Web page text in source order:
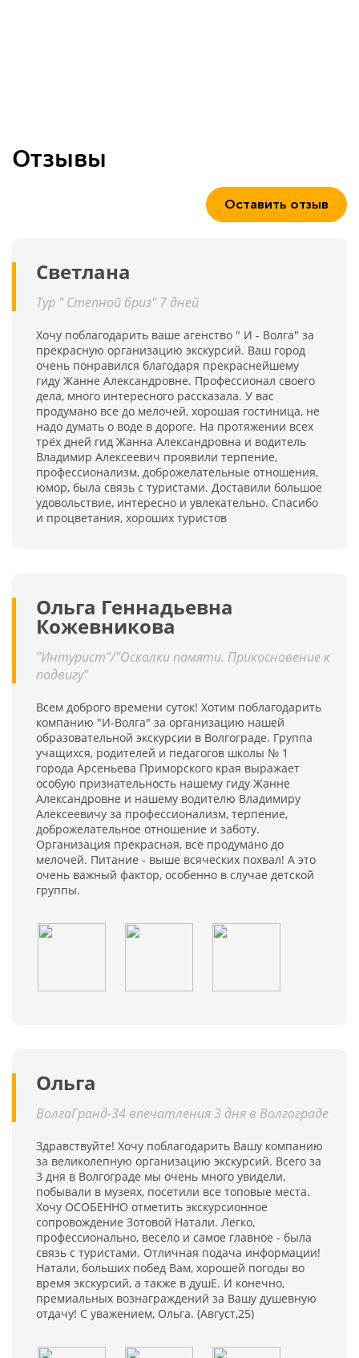
Отзывы
Оставить отзыв
Светлана
Тур " Степной бриз" 7 дней
Хочу поблагодарить ваше агенство " И - Волга" за
прекрасную организацию экскурсий. Ваш город
очень понравился благодаря прекраснейшему
гиду Жанне Александровне. Профессионал своего
дела, много интересного рассказала. У вас
продумано все до мелочей, хорошая гостиница, не
надо думать о воде в дороге. На протяжении всех
трёх дней гид Жанна Александровна и водитель
Владимир Алексеевич проявили терпение,
профессионализм, доброжелательные отношения,
юмор, была связь с туристами. Доставили большое
удовольствие, интересно и увлекательно. Спасибо
и процветания, хороших туристов
Ольга Геннадьевна
Кожевникова
"Интурист"/"Осколки памяти. Прикосновение к
подвигу"
Всем доброго времени суток! Хотим поблагодарить
компанию "И-Волга" за организацию нашей
образовательной экскурсии в Волгограде. Группа
учащихся, родителей и педагогов школы № 1
города Арсеньева Приморского края выражает
особую признательность нашему гиду Жанне
Александровне и нашему водителю Владимиру
Алексеевичу за профессионализм, терпение,
доброжелательное отношение и заботу.
Организация прекрасная, все продумано до
мелочей. Питание - выше всяческих похвал! А это
очень важный фактор, особенно в случае детской
группы.
Ольга
ВолгаГранд-34 впечатления 3 дня в Волгограде
Здравствуйте! Хочу поблагодарить Вашу компанию
за великолепную организацию экскурсий. Всего за
3 дня в Волгограде мы очень много увидели,
побывали в музеях, посетили все топовые места.
Хочу ОСОБЕННО отметить экскурсионное
сопровождение Зотовой Натали. Легко,
профессионально, весело и самое главное - была
связь с туристами. Отличная подача информации!
Натали, больших побед Вам, хорошей погоды во
время экскурсий, а также в душЕ. И конечно,
премиальных вознаграждений за Вашу душевную
отдачу! С уважением, Ольга. (Август,25)